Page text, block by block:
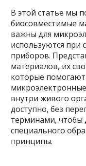
В этой статье мы
биосовместимые
важны для
используются при
приборов.
материалов, их
которые
внутри живого
доступно, без
терминами, чтобы
специального
принципы.